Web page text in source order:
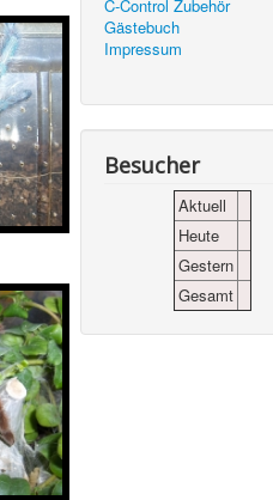
C-Control Zubehör
Gästebuch
Impressum
Besucher
Aktuell
Heute
Gestern
Gesamt